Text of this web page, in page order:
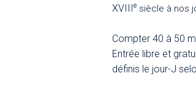
XVIIIe siècle à nos
Compter 40 à 50
​Entrée libre et
définis le jour-J